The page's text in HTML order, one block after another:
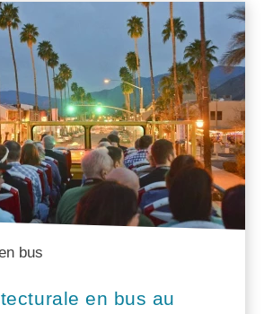
bus
en bus au